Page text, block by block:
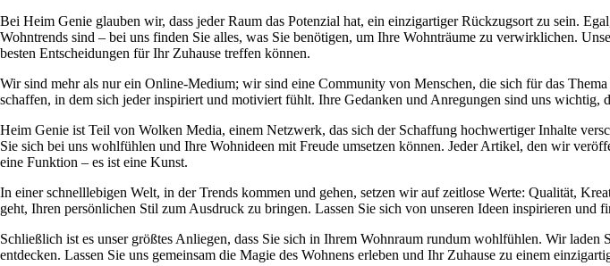
Bei Heim Genie glauben wir, dass jeder Raum das Potenzial hat, ein einzigartiger Rückzugsort zu sein.
Wohntrends sind – bei uns finden Sie alles, was Sie benötigen, um Ihre Wohnträume zu verwirklichen.
besten Entscheidungen für Ihr Zuhause treffen können.
Wir sind mehr als nur ein Online-Medium; wir sind eine Community von Menschen, die sich für das
schaffen, in dem sich jeder inspiriert und motiviert fühlt. Ihre Gedanken und Anregungen sind uns
Heim Genie ist Teil von Wolken Media, einem Netzwerk, das sich der Schaffung hochwertiger Inhalte
Sie sich bei uns wohlfühlen und Ihre Wohnideen mit Freude umsetzen können. Jeder Artikel, den wir
eine Funktion – es ist eine Kunst.
In einer schnelllebigen Welt, in der Trends kommen und gehen, setzen wir auf zeitlose Werte: Qualität,
geht, Ihren persönlichen Stil zum Ausdruck zu bringen. Lassen Sie sich von unseren Ideen inspirieren und
Schließlich ist es unser größtes Anliegen, dass Sie sich in Ihrem Wohnraum rundum wohlfühlen. Wir
entdecken. Lassen Sie uns gemeinsam die Magie des Wohnens erleben und Ihr Zuhause zu einem